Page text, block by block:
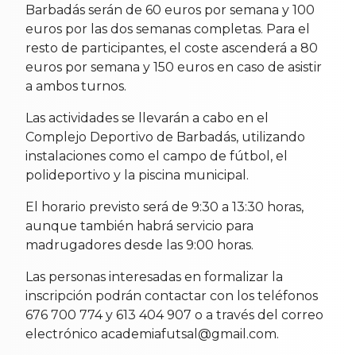
Barbadás serán de 60 euros por semana y 100
euros por las dos semanas completas. Para el
resto de participantes, el coste ascenderá a 80
euros por semana y 150 euros en caso de asistir
a ambos turnos.
Las actividades se llevarán a cabo en el
Complejo Deportivo de Barbadás, utilizando
instalaciones como el campo de fútbol, el
polideportivo y la piscina municipal.
El horario previsto será de 9:30 a 13:30 horas,
aunque también habrá servicio para
madrugadores desde las 9:00 horas.
Las personas interesadas en formalizar la
inscripción podrán contactar con los teléfonos
676 700 774 y 613 404 907 o a través del correo
electrónico academiafutsal@gmail.com.